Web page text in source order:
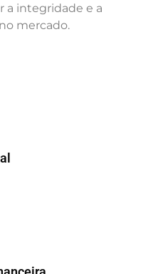
a integridade e a
mercado.